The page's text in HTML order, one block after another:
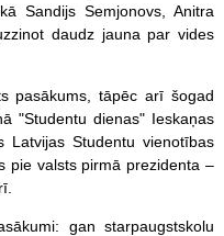
Sandijs Semjonovs, Anitra
daudz jauna par vides
pasākums, tāpēc arī šogad
"Studentu dienas" Ieskaņas
Latvijas Studentu vienotības
pie valsts pirmā prezidenta –
gan starpaugstskolu